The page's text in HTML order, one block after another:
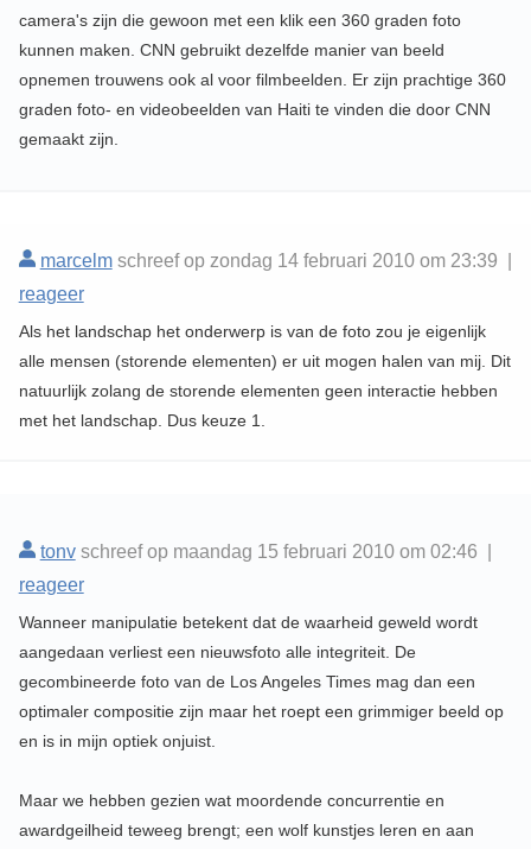
camera's zijn die gewoon met een klik een 360 graden foto
kunnen maken. CNN gebruikt dezelfde manier van beeld
opnemen trouwens ook al voor filmbeelden. Er zijn prachtige 360
graden foto- en videobeelden van Haiti te vinden die door CNN
gemaakt zijn.
marcelmschreef op zondag 14 februari 2010 om 23:39 |
reageer
Als het landschap het onderwerp is van de foto zou je eigenlijk
alle mensen (storende elementen) er uit mogen halen van mij. Dit
natuurlijk zolang de storende elementen geen interactie hebben
met het landschap. Dus keuze 1.
tonvschreef op maandag 15 februari 2010 om 02:46 |
reageer
Wanneer manipulatie betekent dat de waarheid geweld wordt
aangedaan verliest een nieuwsfoto alle integriteit. De
gecombineerde foto van de Los Angeles Times mag dan een
optimaler compositie zijn maar het roept een grimmiger beeld op
en is in mijn optiek onjuist.
Maar we hebben gezien wat moordende concurrentie en
awardgeilheid teweeg brengt; een wolf kunstjes leren en aan